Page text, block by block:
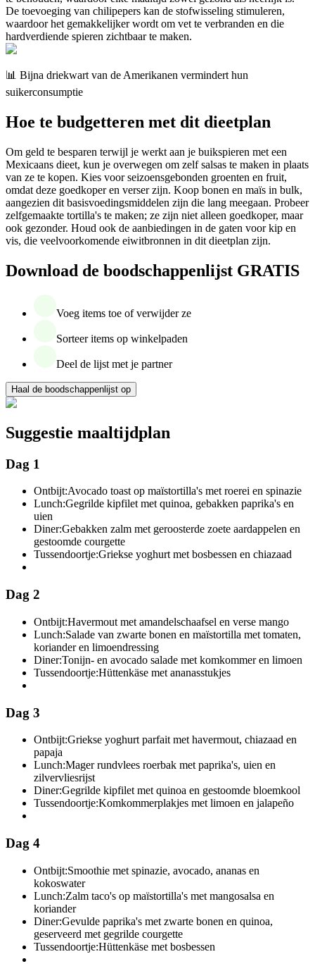
De toevoeging van chilipepers kan de stofwisseling stimuleren,
waardoor het gemakkelijker wordt om vet te verbranden en die
hardverdiende spieren zichtbaar te maken.
📊 Bijna driekwart van de Amerikanen vermindert hun
suikerconsumptie
Hoe te budgetteren met dit dieetplan
Om geld te besparen terwijl je werkt aan je buikspieren met een
Mexicaans dieet, kun je overwegen om zelf salsas te maken in plaats
van ze te kopen. Kies voor seizoensgebonden groenten en fruit,
omdat deze goedkoper en verser zijn. Koop bonen en maïs in bulk,
aangezien dit basisvoedingsmiddelen zijn die lang meegaan. Probeer
zelfgemaakte tortilla's te maken; ze zijn niet alleen goedkoper, maar
ook gezonder. Houd ook de aanbiedingen in de gaten voor kip en
vis, die veelvoorkomende eiwitbronnen in dit dieetplan zijn.
Download de boodschappenlijst GRATIS
Voeg items toe of verwijder ze
Sorteer items op winkelpaden
Deel de lijst met je partner
Haal de boodschappenlijst op
Suggestie maaltijdplan
Dag 1
Ontbijt:Avocado toast op maïstortilla's met roerei en spinazie
Lunch:Gegrilde kipfilet met quinoa, gebakken paprika's en
uien
Diner:Gebakken zalm met geroosterde zoete aardappelen en
gestoomde courgette
Tussendoortje:Griekse yoghurt met bosbessen en chiazaad
Dag 2
Ontbijt:Havermout met amandelschaafsel en verse mango
Lunch:Salade van zwarte bonen en maïstortilla met tomaten,
koriander en limoendressing
Diner:Tonijn- en avocado salade met komkommer en limoen
Tussendoortje:Hüttenkäse met ananasstukjes
Dag 3
Ontbijt:Griekse yoghurt parfait met havermout, chiazaad en
papaja
Lunch:Mager rundvlees roerbak met paprika's, uien en
zilvervliesrijst
Diner:Gegrilde kipfilet met quinoa en gestoomde bloemkool
Tussendoortje:Komkommerplakjes met limoen en jalapeño
Dag 4
Ontbijt:Smoothie met spinazie, avocado, ananas en
kokoswater
Lunch:Zalm taco's op maïstortilla's met mangosalsa en
koriander
Diner:Gevulde paprika's met zwarte bonen en quinoa,
geserveerd met gegrilde courgette
Tussendoortje:Hüttenkäse met bosbessen